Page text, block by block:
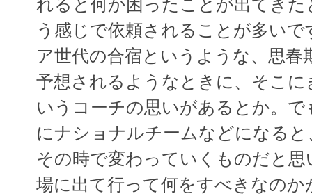
れると何か困ったことが出てき
う感じで依頼されることが多い
ア世代の合宿というような、思春
予想されるようなときに、そこ
いうコーチの思いがあるとか。
にナショナルチームなどになる
その時で変わっていくものだと
場に出て行って何をすべきなの